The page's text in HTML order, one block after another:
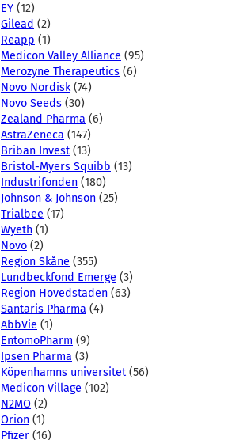
EY (12)
Gilead (2)
Reapp (1)
Medicon Valley Alliance (95)
Merozyne Therapeutics (6)
Novo Nordisk(74)
Novo Seeds (30)
Zealand Pharma (6)
AstraZeneca (147)
Briban Invest (13)
Bristol-Myers Squibb (13)
Industrifonden (180)
Johnson & Johnson (25)
Trialbee (17)
Wyeth (1)
Novo (2)
Region Skåne (355)
Lundbeckfond Emerge (3)
Region Hovedstaden (63)
Santaris Pharma (4)
AbbVie (1)
EntomoPharm (9)
Ipsen Pharma (3)
Köpenhamns universitet (56)
Medicon Village (102)
N2MO (2)
Orion (1)
Pfizer (16)